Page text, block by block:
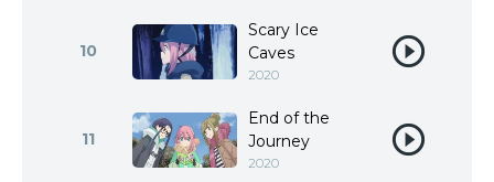
10
Scary Ice
Caves
2020
11
End of the
Journey
2020